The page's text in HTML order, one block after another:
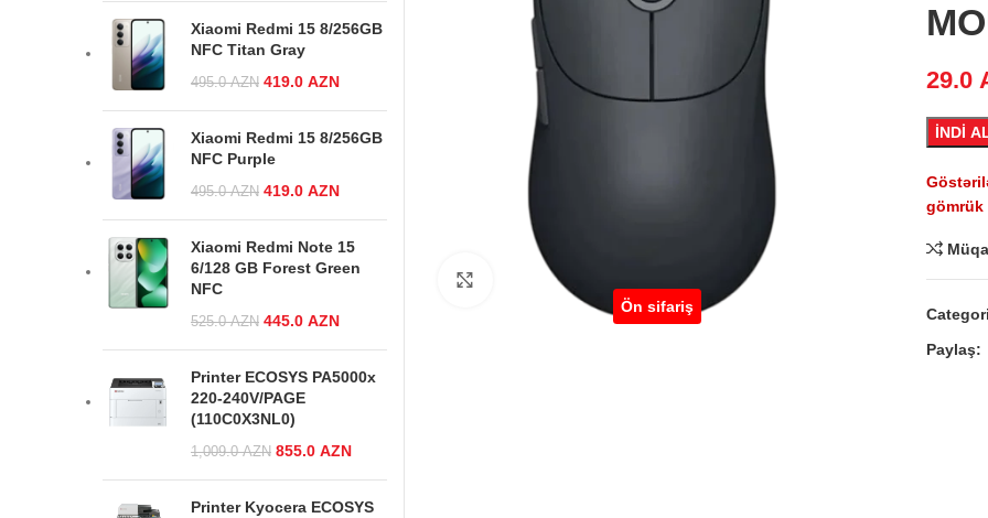
Ön sifariş
Click to enlarge
29.0
İNDİ
gömrük
Paylaş:
1,175.0 AZN.999.0 AZN.
Xiaomi Redmi 15 8/256GB
NFC Titan Gray
495.0AZN Original price was:
419.0 AZN
419.0 AZN.
Xiaomi Redmi 15 8/256GB
NFC Purple
495.0AZN Original price was:
419.0 AZN
419.0 AZN.
Xiaomi Redmi Note 15
6/128 GB Forest Green
NFC
525.0AZN Original price was:
445.0 AZN
445.0 AZN.
Printer ECOSYS PA5000x
220-240V/PAGE
(110C0X3NL0)
1,009.0AZN Original price
1,009.0 AZN.
855.0 AZN
855.0 AZN.
Printer Kyocera ECOSYS